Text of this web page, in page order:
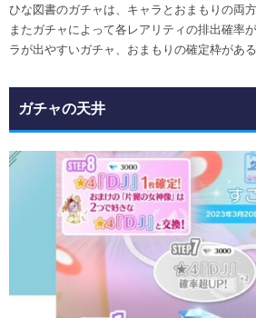
ひな図書のガチャは、キャラとおまもりの両
またガチャによって各レアリティの排出確率
ラが出やすいガチャ、おまもりの確定枠があ
ガチャの天井